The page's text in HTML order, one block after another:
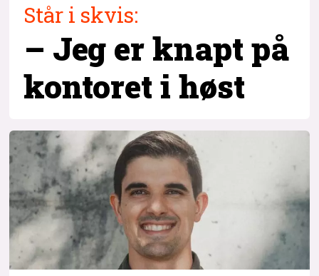
Står i skvis:
– Jeg er knapt på
kontoret i høst